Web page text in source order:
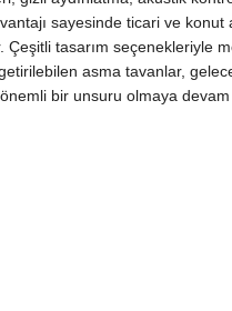
sayesinde ticari ve konut
Çeşitli tasarım seçenekleriyle
asma tavanlar,
önemli bir unsuru olmaya